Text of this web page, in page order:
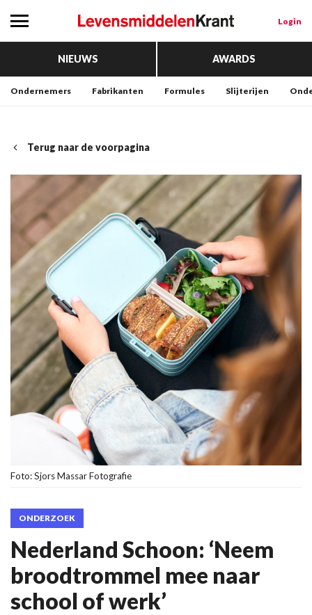
Login
NIEUWS AWARDS
Ondernemers Fabrikanten Formules Slijterijen
Terug naar de voorpagina
Foto: Sjors Massar Fotografie
ONDERZOEK
Nederland Schoon: ‘Neem
broodtrommel mee naar
school of werk’